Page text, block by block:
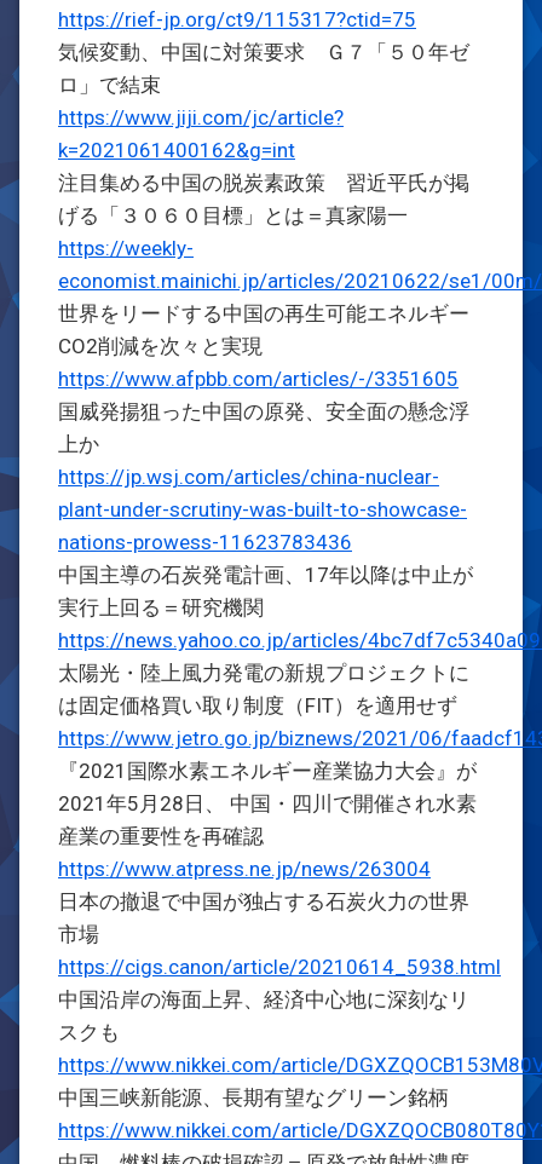
https://rief-jp.org/ct9/115317?ctid=75
気候変動、中国に対策要求 Ｇ７「５０年ゼ
ロ」で結束
https://www.jiji.com/jc/article?
k=2021061400162&g=int
注目集める中国の脱炭素政策 習近平氏が掲
げる「３０６０目標」とは＝真家陽一
https://weekly-
economist.mainichi.jp/articles/20210622/se1/
世界をリードする中国の再生可能エネルギー
CO2削減を次々と実現
https://www.afpbb.com/articles/-/3351605
国威発揚狙った中国の原発、安全面の懸念浮
上か
https://jp.wsj.com/articles/china-nuclear-
plant-under-scrutiny-was-built-to-showcase-
nations-prowess-11623783436
中国主導の石炭発電計画、17年以降は中止が
実行上回る＝研究機関
https://news.yahoo.co.jp/articles/
太陽光・陸上風力発電の新規プロジェクトに
は固定価格買い取り制度（FIT）を適用せず
https://www.jetro.go.jp/biznews/2021/06/
『2021国際水素エネルギー産業協力大会』が
2021年5月28日、 中国・四川で開催され水素
産業の重要性を再確認
https://www.atpress.ne.jp/news/263004
日本の撤退で中国が独占する石炭火力の世界
市場
https://cigs.canon/article/20210614_5938.html
中国沿岸の海面上昇、経済中心地に深刻なリ
スクも
https://www.nikkei.com/article/
中国三峡新能源、長期有望なグリーン銘柄
https://www.nikkei.com/article/